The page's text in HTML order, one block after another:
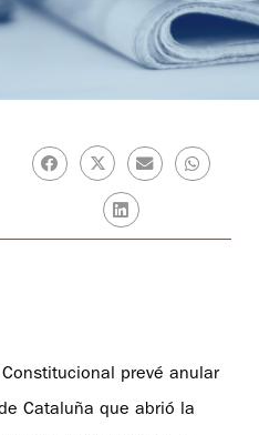
prevé anular
Cataluña que abrió la